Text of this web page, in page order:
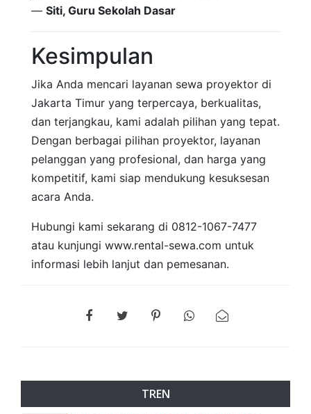
— Siti, Guru Sekolah Dasar
Kesimpulan
Jika Anda mencari layanan sewa proyektor di
Jakarta Timur yang terpercaya, berkualitas,
dan terjangkau, kami adalah pilihan yang tepat.
Dengan berbagai pilihan proyektor, layanan
pelanggan yang profesional, dan harga yang
kompetitif, kami siap mendukung kesuksesan
acara Anda.
Hubungi kami sekarang di 0812-1067-7477
atau kunjungi www.rental-sewa.com untuk
informasi lebih lanjut dan pemesanan.
TREN